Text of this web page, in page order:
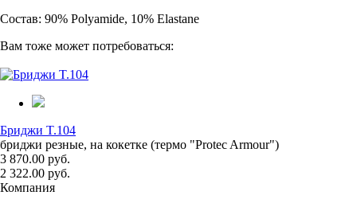
Состав: 90% Polyamide, 10% Elastane
Вам тоже может потребоваться:
Бриджи T.104
бриджи резные, на кокетке (термо "Protec Armour")
3 870.00 руб.
2 322.00 руб.
Компания